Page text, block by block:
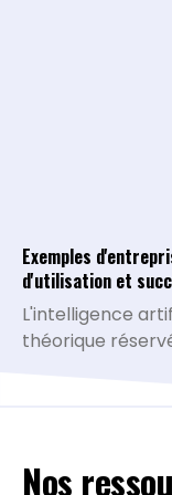
Exemples
d'utilisation et
L'intelligence
théorique
multiplient et
Nos